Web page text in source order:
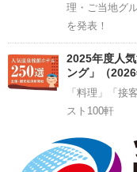
理・ご当地グ
を発表！
2025年度人
ング」（
「料理」「接
スト100軒